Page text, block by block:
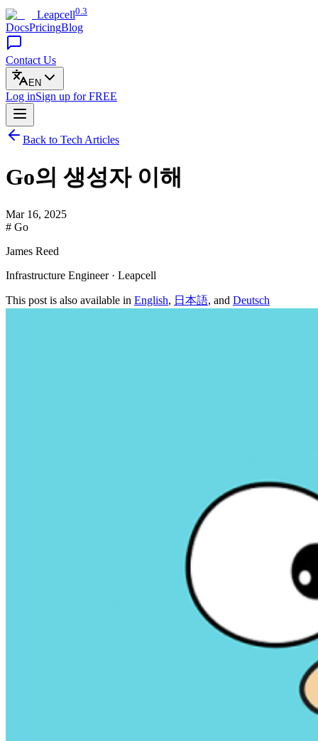
Leapcell0.3
DocsPricingBlog
Contact Us
EN
Log inSign up for FREE
Back to Tech Articles
Go의 생성자 이해
Mar 16, 2025
# Go
James Reed
Infrastructure Engineer · Leapcell
This post is also available in English, 日本語, and Deutsch